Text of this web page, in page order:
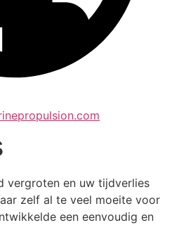
vergroten en uw tijdverlies
zelf al te veel moeite voor
een eenvoudig en